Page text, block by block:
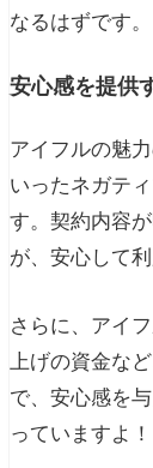
なるはずです
安心感を提供
アイフルの魅
いったネガテ
す。契約内容
が、安心して
さらに、アイ
上げの資金な
で、安心感を
っていますよ！